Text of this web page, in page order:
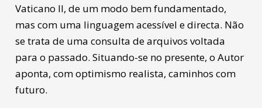
Vaticano II, de um modo bem fundamentado,
mas com uma linguagem acessível e directa. Não
se trata de uma consulta de arquivos voltada
para o passado. Situando-se no presente, o Autor
aponta, com optimismo realista, caminhos com
futuro.